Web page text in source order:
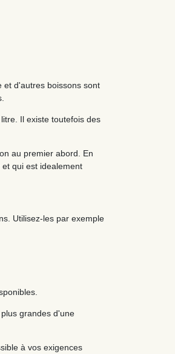
et d'autres boissons sont
Il existe toutefois des
au premier abord. En
qui est idealement
Utilisez-les par exemple
grandes d'une
à vos exigences